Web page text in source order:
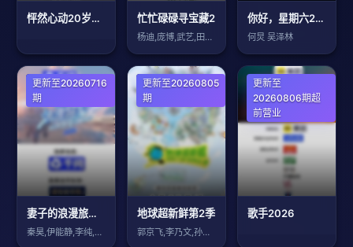
怦然心动20岁：冬季2026 忙忙碌碌寻宝藏2
杨迪,庞博,武艺,田曦薇
你好，星期六2026
何炅 吴泽林
大陆综艺
更新至20260716
期
妻子的浪漫旅行2026
秦昊,伊能静,李纯,马頔,金莎,孙丞潇,
大陆综艺
更新至20260805
期
地球超新鲜第2季
郭京飞,李乃文,孙红雷,王玉雯,陈星旭,
更新至
20260806期超
前营业
歌手2026